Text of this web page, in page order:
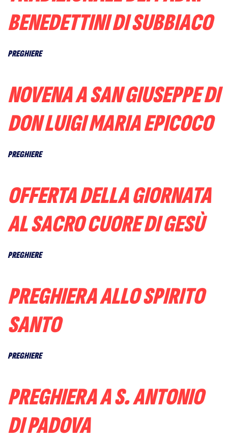
BENEDETTINI DI SUBBIACO
PREGHIERE
NOVENA A SAN GIUSEPPE DI
DON LUIGI MARIA EPICOCO
PREGHIERE
OFFERTA DELLA GIORNATA
AL SACRO CUORE DI GESÙ
PREGHIERE
PREGHIERA ALLO SPIRITO
SANTO
PREGHIERE
PREGHIERA A S. ANTONIO
DI PADOVA